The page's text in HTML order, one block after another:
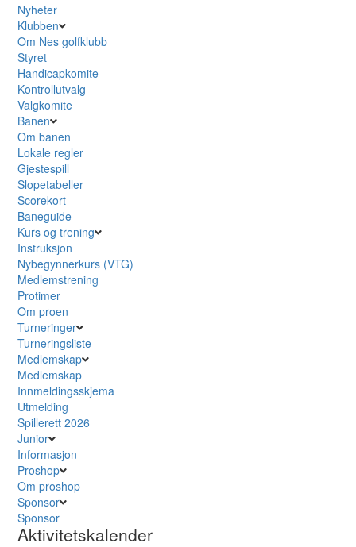
Nyheter
Klubben
Om Nes golfklubb
Styret
Handicapkomite
Kontrollutvalg
Valgkomite
Banen
Om banen
Lokale regler
Gjestespill
Slopetabeller
Scorekort
Baneguide
Kurs og trening
Instruksjon
Nybegynnerkurs (VTG)
Medlemstrening
Protimer
Om proen
Turneringer
Turneringsliste
Medlemskap
Medlemskap
Innmeldingsskjema
Utmelding
Spillerett 2026
Junior
Informasjon
Proshop
Om proshop
Sponsor
Sponsor
Aktivitetskalender